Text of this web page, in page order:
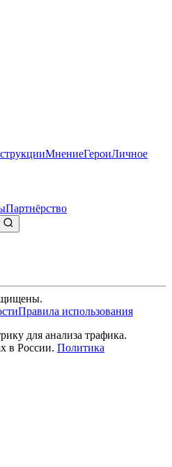
МнениеГероиЛичное
Партнёрство
Правила использования
для анализа трафика.
в России. Политика